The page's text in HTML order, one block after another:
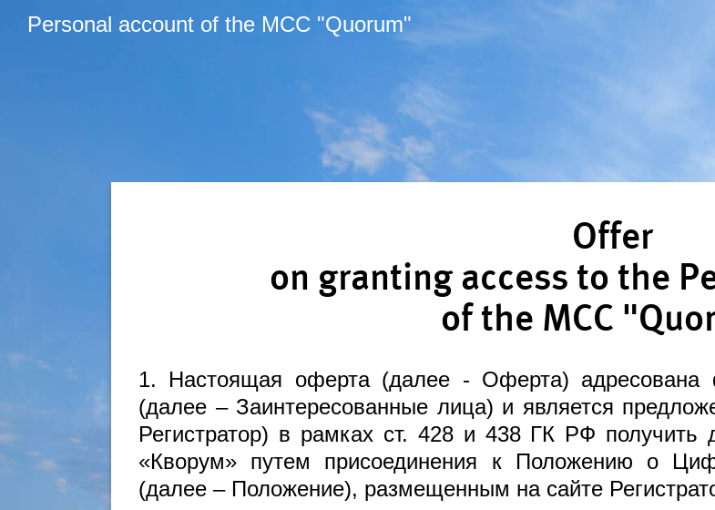
Personal account of the MCC "Quorum"
Offer
on granting access to the
of the MCC
1. Настоящая оферта (далее - Оферта) адресована
(далее – Заинтересованные лица) и является
Регистратор) в рамках ст. 428 и 438 ГК РФ получить
«Кворум» путем присоединения к Положению о
(далее – Положение), размещенным на сайте